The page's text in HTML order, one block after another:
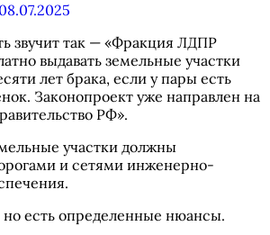
08.07.2025
звучит так — «Фракция ЛДПР
выдавать земельные участки
лет брака, если у пары есть
Законопроект уже направлен на
РФ».
участки должны
и сетями инженерно-
есть определенные нюансы.